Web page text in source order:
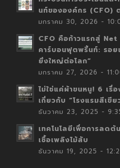
นท์ขององค์กร (CFO)
มกราคม 30, 2026 -
CFO คือก้าวแรกสู่ Net
คาร์บอนฟุตพริ้นท์: รอย
ยิ่งใหญ่ต่อโลก”
มกราคม 27, 2026 -
ไม่ใช่แค่ผ้าขนหนู! 6 เรื่
เกี่ยวกับ “โรงแรมสีเขีย
ธันวาคม 23, 2025 -
เทคโนโลยีเพื่อการลดต้
เชื้อเพลิงไม้สับ
ธันวาคม 19, 2025 -